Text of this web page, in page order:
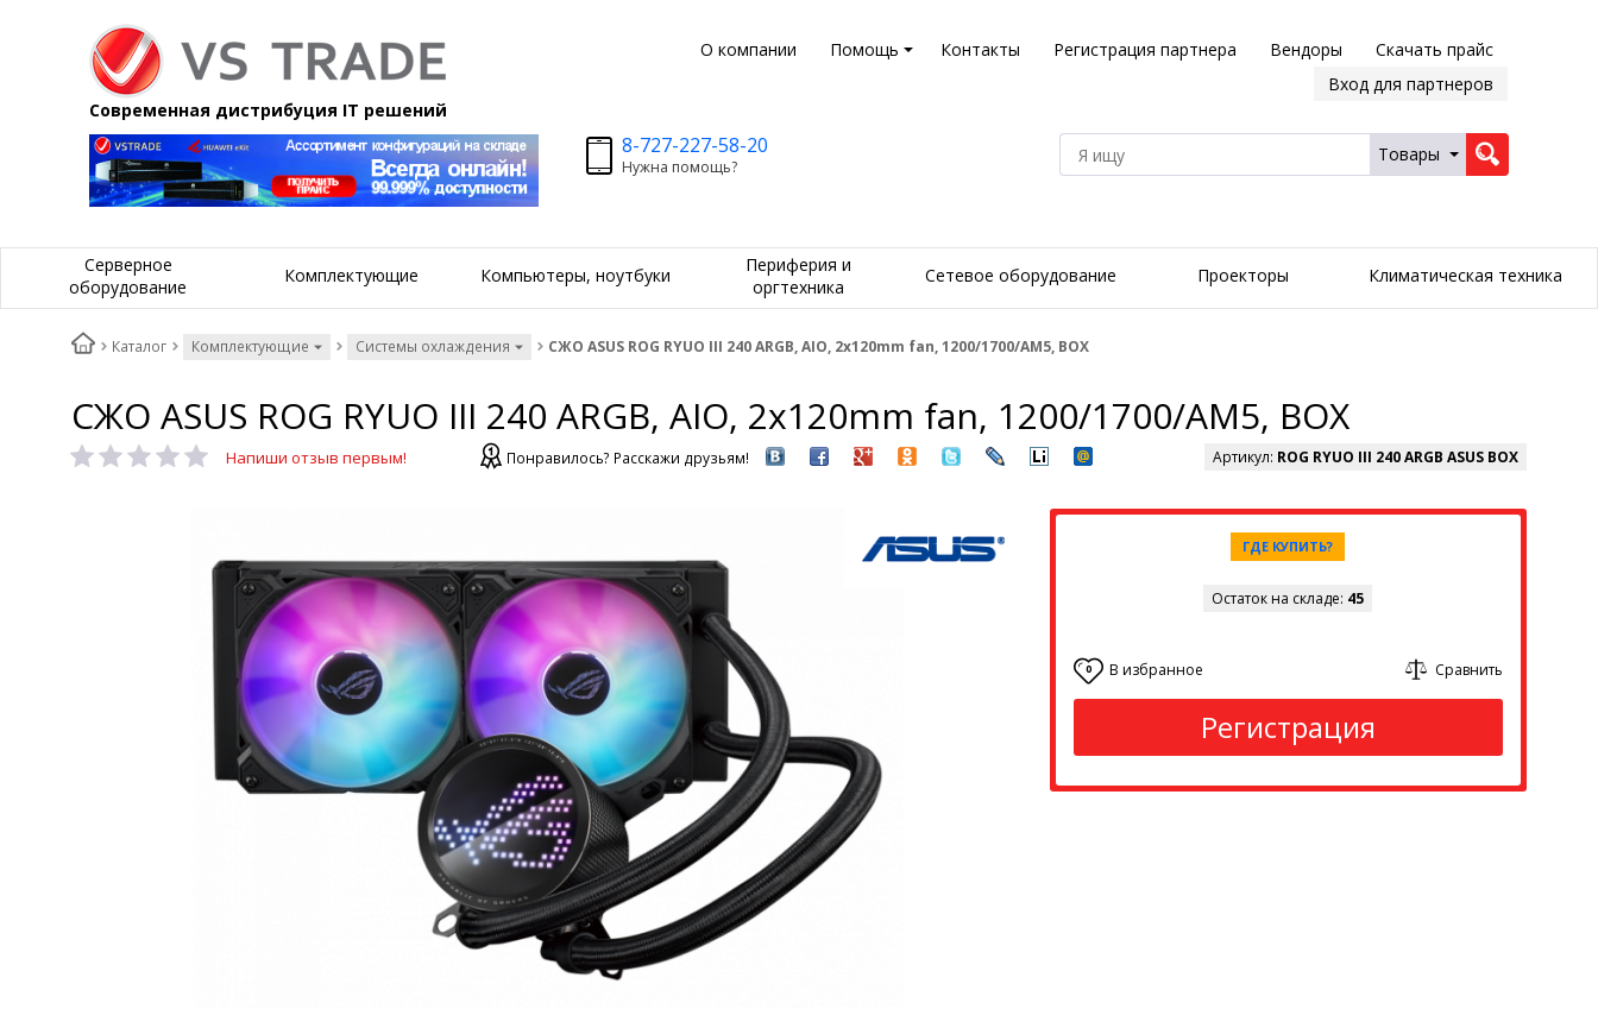
О компании Помощь Контакты Регистрация партнера Вендоры
Скачать прайс
Вход для партнеров
Современная дистрибуция IT решений
8-727-227-58-20
Нужна помощь?
Товары
Серверное
оборудование
Комплектующие Компьютеры, ноутбуки
Периферия и
оргтехника
Сетевое оборудование Проекторы Климатическая техника
Каталог Комплектующие Системы охлаждения СЖО ASUS ROG RYUO III 240 ARGB, AIO, 2x120mm fan, 1200/1700/AM5, BOX
СЖО ASUS ROG RYUO III 240 ARGB, AIO, 2x120mm fan, 1200/1700/AM5, BOX
Напиши отзыв первым! Понравилось? Расскажи друзьям! Артикул: ROG RYUO III 240 ARGB ASUS BOX
ГДЕ КУПИТЬ?
Остаток на складе: 45
0 В избранное Сравнить
Регистрация